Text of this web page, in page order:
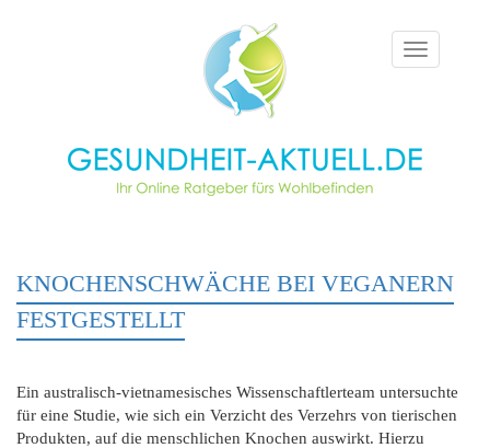
Toggle
navigation
KNOCHENSCHWÄCHE BEI VEGANERN
FESTGESTELLT
Ein australisch-vietnamesisches Wissenschaftlerteam untersuchte
für eine Studie, wie sich ein Verzicht des Verzehrs von tierischen
Produkten, auf die menschlichen Knochen auswirkt. Hierzu